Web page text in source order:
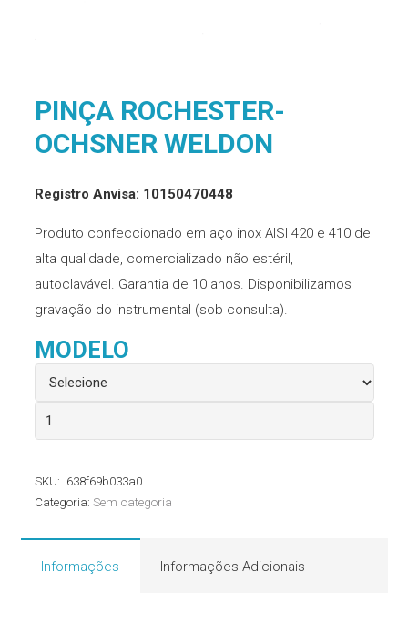
PINÇA ROCHESTER-
OCHSNER WELDON
Registro Anvisa: 10150470448
Produto confeccionado em aço inox AISI 420 e 410 de
alta qualidade, comercializado não estéril,
autoclavável. Garantia de 10 anos. Disponibilizamos
gravação do instrumental (sob consulta).
MODELO
Pinça
Rochester-
Weldon
SKU: 638f69b033a0
Categoria: Sem categoria
Informações Informações Adicionais